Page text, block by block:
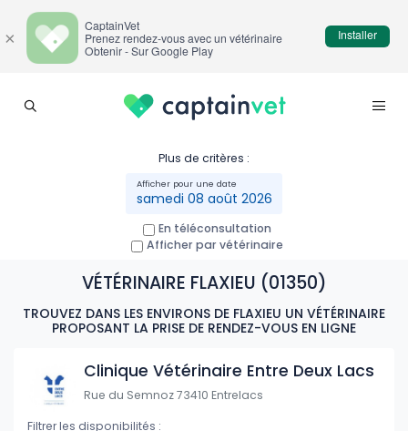
Plus de critères :
samedi 08 août 2026
En téléconsultation
Afficher par vétérinaire
VÉTÉRINAIRE FLAXIEU (01350)
TROUVEZ DANS LES ENVIRONS DE FLAXIEU UN VÉTÉRINAIRE
PROPOSANT LA PRISE DE RENDEZ-VOUS EN LIGNE
Clinique Vétérinaire Entre Deux Lacs
Rue du Semnoz 73410 Entrelacs
Filtrer les disponibilités :
×
CaptainVet
Prenez rendez-vous avec un vétérinaire
Obtenir - Sur Google Play
Installer